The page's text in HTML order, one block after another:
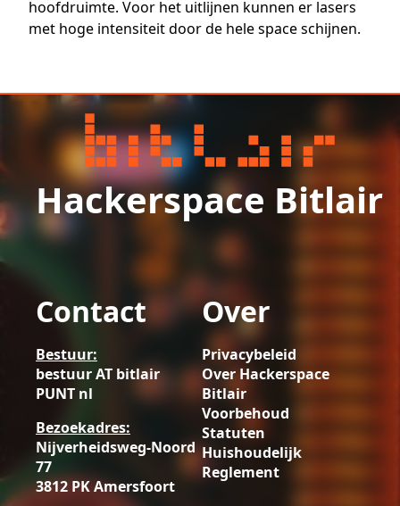
hoofdruimte. Voor het uitlijnen kunnen er lasers
met hoge intensiteit door de hele space schijnen.
Hackerspace Bitlair
Contact
Bestuur:
bestuur AT bitlair
PUNT nl
Bezoekadres:
Nijverheidsweg-Noord
77
3812 PK Amersfoort
Over
Privacybeleid
Over Hackerspace
Bitlair
Voorbehoud
Statuten
Huishoudelijk
Reglement